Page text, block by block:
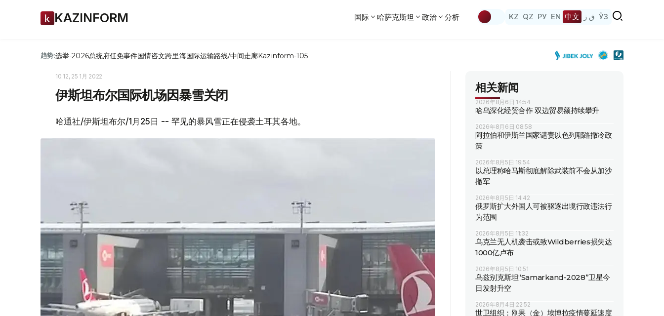
KAZINFORM 国际 哈萨克斯坦 政治 分析 KZ QZ РУ EN 中文 ق ز ЎЗ
趋势:选举-2026总统府任免事件国情咨文跨里海国际运输路线/中间走廊Kazinform-105
10:12, 25 1月 2022
伊斯坦布尔国际机场因暴雪关闭
哈通社/伊斯坦布尔/1月25日 -- 罕见的暴风雪正在侵袭土耳其各地。
相关新闻
2026年8月6日 14:54
哈乌深化经贸合作 双边贸易额持续攀升
2026年8月6日 08:58
阿拉伯和伊斯兰国家谴责以色列耶路撒冷政
策
2026年8月5日 19:54
以总理称哈马斯彻底解除武装前不会从加沙
撤军
2026年8月5日 14:42
俄罗斯扩大外国人可被驱逐出境行政违法行
为范围
2026年8月5日 11:32
乌克兰无人机袭击或致Wildberries损失达
1000亿卢布
2026年8月5日 10:51
乌兹别克斯坦“Samarkand-2028”卫星今
日发射升空
2026年8月4日 22:52
世卫组织：刚果（金）埃博拉疫情蔓延速度